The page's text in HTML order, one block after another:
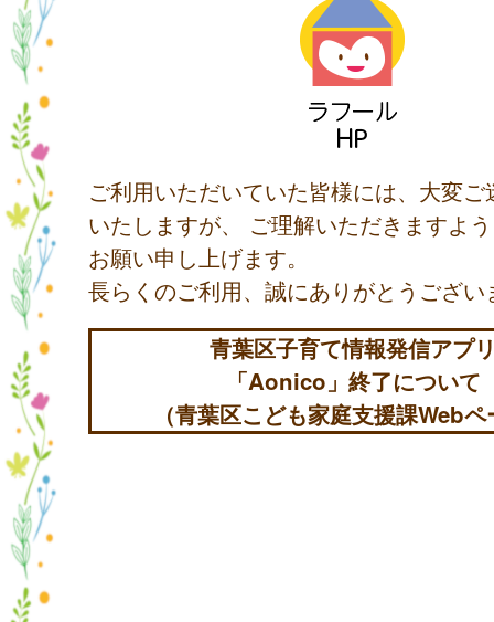
ご利用いただいていた皆様には、大変
いたしますが、 ご理解いただきますよ
お願い申し上げます。
長らくのご利用、誠にありがとうござい
青葉区子育て情報発信アプ
「Aonico」終了について
（青葉区こども家庭支援課Web